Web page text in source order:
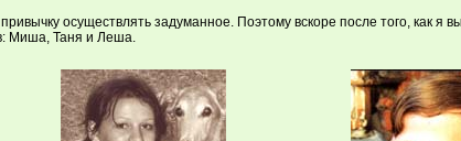
осуществлять задуманное. Поэтому вскоре после того, как я
Миша, Таня и Леша.